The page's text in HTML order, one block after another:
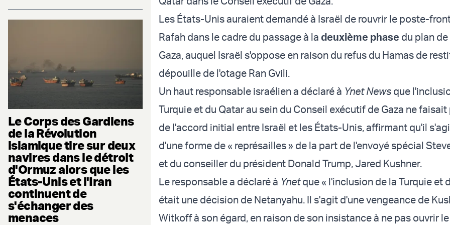
Le Corps des Gardiens
de la Révolution
islamique tire sur deux
navires dans le détroit
d'Ormuz alors que les
États-Unis et l'Iran
continuent de
s'échanger des
menaces
Les États-Unis auraient demandé à Israël de rouvrir le poste-
Rafah dans le cadre du passage à la deuxième phase du plan
Gaza, auquel Israël s'oppose en raison du refus du Hamas de
dépouille de l'otage Ran Gvili.
Un haut responsable israélien a déclaré à Ynet News que
Turquie et du Qatar au sein du Conseil exécutif de Gaza ne
de l'accord initial entre Israël et les États-Unis, affirmant qu'il
d'une forme de « représailles » de la part de l'envoyé spécial
et du conseiller du président Donald Trump, Jared Kushner.
Le responsable a déclaré à Ynetque « l'inclusion de la Turquie et
était une décision de Netanyahu. Il s'agit d'une vengeance de
Witkoff à son égard, en raison de son insistance à ne pas ouvrir